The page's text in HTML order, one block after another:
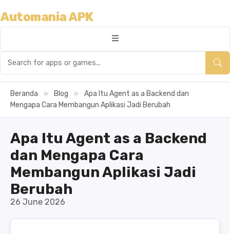
Automania APK
Beranda » Blog »
Apa Itu Agent as a Backend dan
Mengapa Cara Membangun Aplikasi Jadi Berubah
Apa Itu Agent as a Backend
dan Mengapa Cara
Membangun Aplikasi Jadi
Berubah
26 June 2026